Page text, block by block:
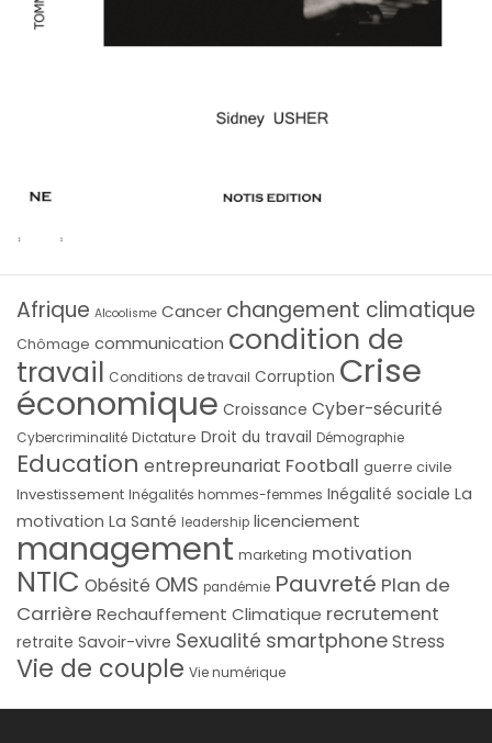
Afrique Alcoolisme Cancer changement climatique
Chômage communication condition de
travail Conditions de travail Corruption Crise
économique Croissance Cyber-sécurité
Cybercriminalité Dictature Droit du travail Démographie
Education entrepreunariat Football guerre civile
Investissement Inégalités hommes-femmes Inégalité sociale La
motivation La Santé leadership licenciement
management marketing motivation
NTIC Obésité OMS pandémie Pauvreté Plan de
Carrière Rechauffement Climatique recrutement
retraite Savoir-vivre Sexualité smartphoneStress
Vie de couple Vie numérique